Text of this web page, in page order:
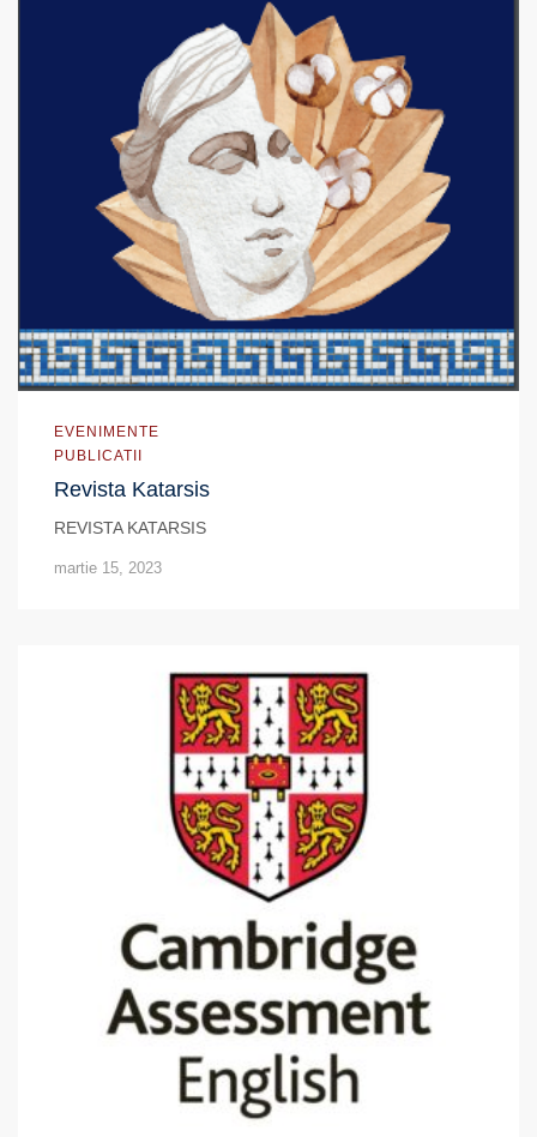
EVENIMENTE
PUBLICATII
Revista Katarsis
REVISTA KATARSIS
martie 15, 2023